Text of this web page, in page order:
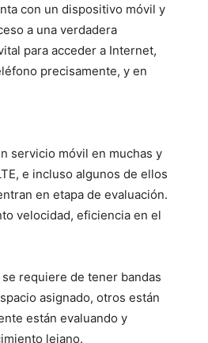
con un dispositivo móvil y
a una verdadera
para acceder a Internet,
precisamente, y en
servicio móvil en muchas y
e incluso algunos de ellos
en etapa de evaluación.
velocidad, eficiencia en el
requiere de tener bandas
asignado, otros están
están evaluando y
lejano.